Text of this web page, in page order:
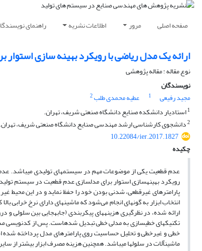
صفحه اصلی مرور اطلاعات نشریه راهنمای
ارائه یک مدل ریاضی با رویکرد بهینه سازی
نوع مقاله : مقاله پژوهشی
نویسندگان
مجید رفیعی
1 عطیه محمدی طلب2
1استادیار دانشکده صنایع دانشگاه صنعتی شریف، تهران.
2دانشجوی کارشناسی ارشد مهندسی صنایع دانشگاه صنعتی شریف، تهران.
10.22084/ier.2017.1827
چکیده
عدم قطعیت یکی از موضوعات مهم در سیستم­های تولیدی می­باشد. عدم
رویکرد بهینه­سازی استوار برای مدلسازی عدم قطعیت در سیستم
پارامترهای غیرقطعی، شدنی بودن خود را حفظ نماید و در این محیط
انتخاب ابزار به گونه­ای انجام می‌شود که ماشین­های دارای نرخ خرابی
ارائه شده، در نظرگیری هزینه­های پیکربندی (جابه­جایی بین سلولی
تکنیک­های خطی­سازی به مدلی خطی تبدیل شده­است. پس از کدنویسی مدل
خطی و غیرخطی و تحلیل حساسیت روی پارامترهای مدل پرداخته شده
ماشین­آلات در سلول­ها می­باشد. همچنین هزینه مصرف ابزار بیشتر از